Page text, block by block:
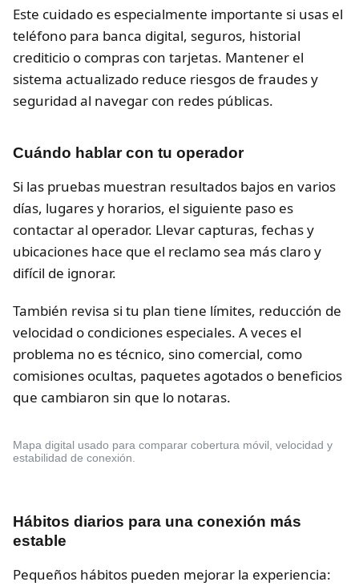
Este cuidado es especialmente importante si usas el
teléfono para banca digital, seguros, historial
crediticio o compras con tarjetas. Mantener el
sistema actualizado reduce riesgos de fraudes y
seguridad al navegar con redes públicas.
Cuándo hablar con tu operador
Si las pruebas muestran resultados bajos en varios
días, lugares y horarios, el siguiente paso es
contactar al operador. Llevar capturas, fechas y
ubicaciones hace que el reclamo sea más claro y
difícil de ignorar.
También revisa si tu plan tiene límites, reducción de
velocidad o condiciones especiales. A veces el
problema no es técnico, sino comercial, como
comisiones ocultas, paquetes agotados o beneficios
que cambiaron sin que lo notaras.
Mapa digital usado para comparar cobertura móvil, velocidad y
estabilidad de conexión.
Hábitos diarios para una conexión más
estable
Pequeños hábitos pueden mejorar la experiencia: